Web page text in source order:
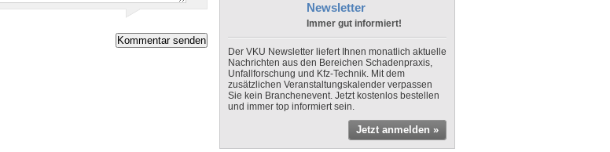
Newsletter
Immer gut informiert!
Der VKU Newsletter liefert Ihnen monatlich aktuelle
Nachrichten aus den Bereichen Schadenpraxis,
Unfallforschung und Kfz-Technik. Mit dem
zusätzlichen Veranstaltungskalender verpassen
Sie kein Branchenevent. Jetzt kostenlos bestellen
und immer top informiert sein.
Jetzt anmelden »